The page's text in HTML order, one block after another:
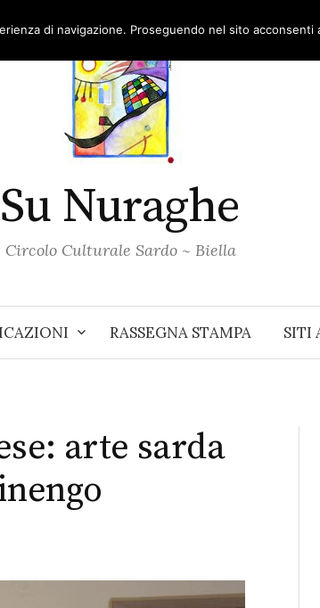
Su Nuraghe
Circolo Culturale Sardo ~ Biella
RASSEGNA STAMPA SITI
arte sarda
di navigazione. Proseguendo nel sito acconsenti